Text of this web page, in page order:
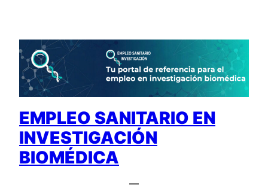
contenido
EMPLEO SANITARIO EN
INVESTIGACIÓN
BIOMÉDICA